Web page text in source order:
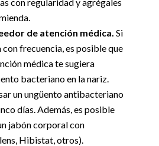
de atención médica. Si
frecuencia, es posible que
médica te sugiera
bacteriano en la nariz.
un ungüento antibacteriano
días. Además, es posible
jabón corporal con
Hibistat, otros).